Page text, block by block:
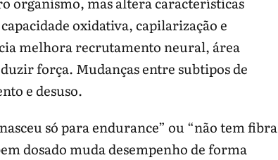
oxidativa, capilarização e
melhora recrutamento neural, área
força. Mudanças entre subtipos de
e desuso.
só para endurance” ou “não tem fibra
dosado muda desempenho de forma